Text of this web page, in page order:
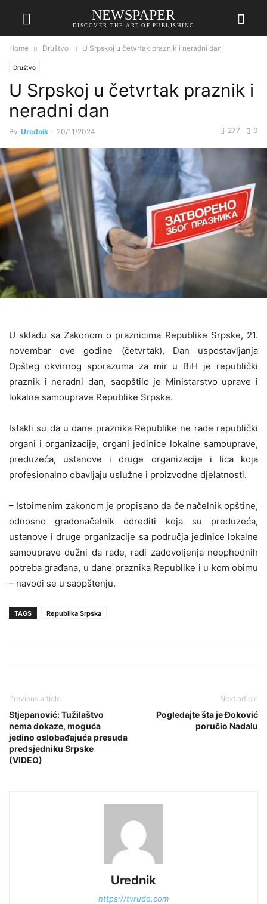
NEWSPAPER
DISCOVER THE ART OF PUBLISHING
Home Društvo U Srpskoj u četvrtak praznik i neradni dan
Društvo
U Srpskoj u četvrtak praznik i
neradni dan
By Urednik - 20/11/2024 0
277
U skladu sa Zakonom o praznicima Republike Srpske, 21.
novembar ove godine (četvrtak), Dan uspostavljanja
Opšteg okvirnog sporazuma za mir u BiH je republički
praznik i neradni dan, saopštilo je Ministarstvo uprave i
lokalne samouprave Republike Srpske.
Istakli su da u dane praznika Republike ne rade republički
organi i organizacije, organi jedinice lokalne samouprave,
preduzeća, ustanove i druge organizacije i lica koja
profesionalno obavljaju uslužne i proizvodne djelatnosti.
– Istoimenim zakonom je propisano da će načelnik opštine,
odnosno gradonačelnik odrediti koja su preduzeća,
ustanove i druge organizacije sa područja jedinice lokalne
samouprave dužni da rade, radi zadovoljenja neophodnih
potreba građana, u dane praznika Republike i u kom obimu
– navodi se u saopštenju.
TAGS Republika Srpska
Previous article
Stjepanović: Tužilaštvo
nema dokaze, moguća
jedino oslobađajuća presuda
predsjedniku Srpske
(VIDEO)
Next article
Pogledajte šta je Đoković
poručio Nadalu
Urednik
https://tvrudo.com